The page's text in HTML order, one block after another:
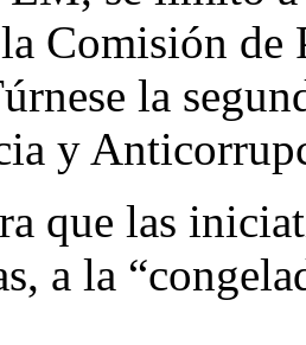
Comisión de
la
y
que las
a la